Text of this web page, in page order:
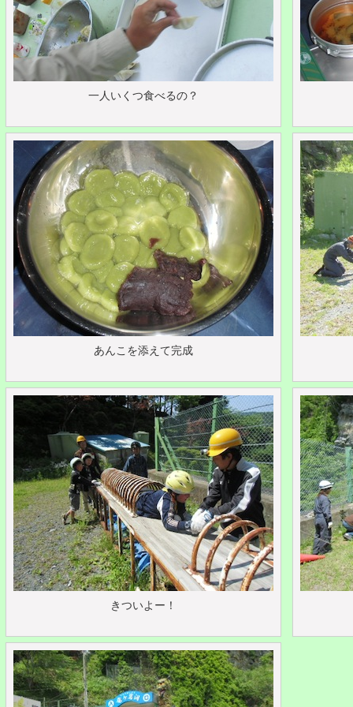
一人いくつ食べるの？
あんこを添えて完成
きついよー！